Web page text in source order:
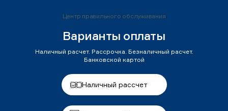
Центр правильного обслуживания
Варианты оплаты
Наличный расчет. Рассрочка. Безналичный расчет.
Банковской картой
Наличный рассчет